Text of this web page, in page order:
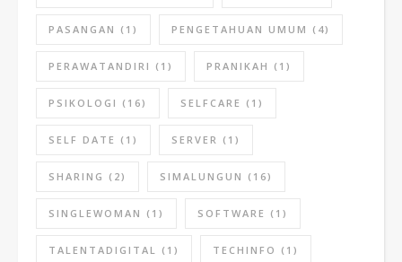
PASANGAN (1) PENGETAHUAN UMUM (4)
PERAWATANDIRI (1) PRANIKAH (1)
PSIKOLOGI (16) SELFCARE (1)
SELF DATE (1) SERVER (1)
SHARING (2) SIMALUNGUN (16)
SINGLEWOMAN (1) SOFTWARE (1)
TALENTADIGITAL (1) TECHINFO (1)